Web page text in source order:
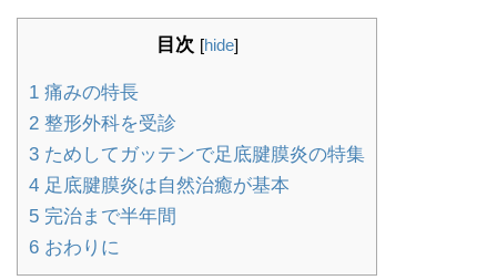
目次 [hide]
1 痛みの特長
2 整形外科を受診
3 ためしてガッテンで足底腱膜炎の特集
4 足底腱膜炎は自然治癒が基本
5 完治まで半年間
6 おわりに